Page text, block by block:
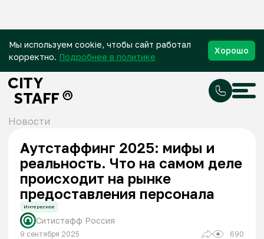
Мы используем cookie, чтобы сайт работал
корректно. Подробнее в политике
Хорошо
Новости
Аутстаффинг 2025: мифы и
реальность. Что на самом деле
происходит на рынке
предоставления персонала
Интересное
Ситистафф Россия
9 сентября 2025 690